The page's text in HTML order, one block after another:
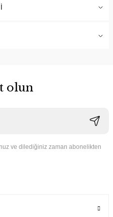
olun
ve dilediğiniz zaman abonelikten